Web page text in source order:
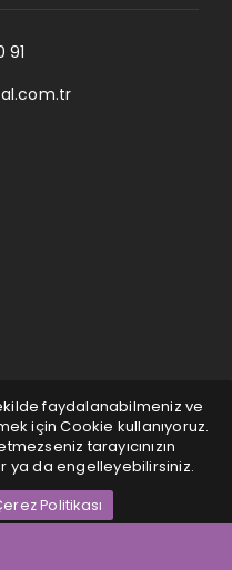
91
faydalanabilmeniz ve
için Cookie kullanıyoruz.
tarayıcınızın
ya da engelleyebilirsiniz.
Politikası